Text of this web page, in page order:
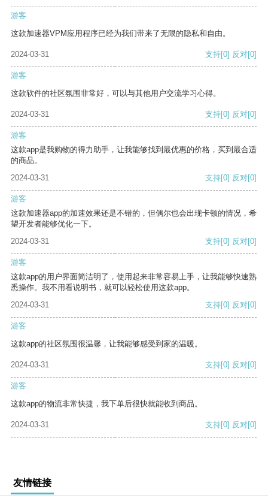
游客
这款加速器VPM应用程序已经为我们带来了无限的隐私和自由。
2024-03-31 支持[0] 反对[0]
游客
这款软件的社区氛围非常好，可以与其他用户交流学习心得。
2024-03-31 支持[0] 反对[0]
游客
这款app是我购物的得力助手，让我能够找到最优惠的价格，买到最合适
的商品。
2024-03-31
支持[0] 反对[0]
游客
这款加速器app的加速效果还是不错的，但偶尔也会出现卡顿的情况，希
望开发者能够优化一下。
2024-03-31
支持[0] 反对[0]
游客
这款app的用户界面简洁明了，使用起来非常容易上手，让我能够快速熟
悉操作。我不用看说明书，就可以轻松使用这款app。
2024-03-31
支持[0] 反对[0]
游客
这款app的社区氛围很温馨，让我能够感受到家的温暖。
2024-03-31 支持[0] 反对[0]
游客
这款app的物流非常快捷，我下单后很快就能收到商品。
2024-03-31 支持[0] 反对[0]
友情链接